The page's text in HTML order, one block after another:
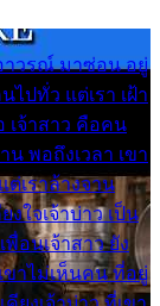
าวรณ์ มาซ่อน อยู่
ปทั่ว แต่เรา เฝ้า
เจ้าสาว คือคน
พอถึงเวลา เขา
เราล้างจาน
ใจเจ้าบ่าว เป็น
อนเจ้าสาว ยัง
าไม่เห็นคน ที่อยู่